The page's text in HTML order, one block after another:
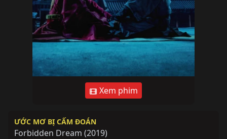
Xem phim
ƯỚC MƠ BỊ CẤM ĐOÁN
Forbidden Dream (2019)